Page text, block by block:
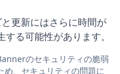
更新にはさらに時間が
る可能性があります。
のセキュリティの脆弱
め、セキュリティの問題に